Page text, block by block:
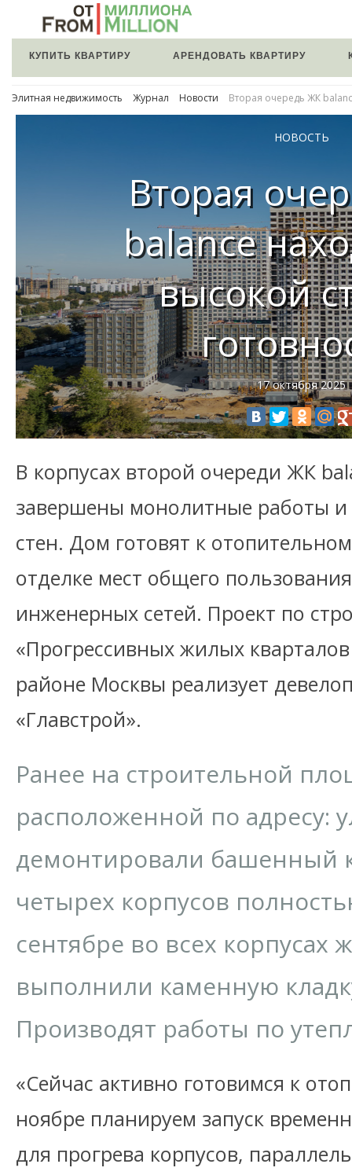
КУПИТЬ КВАРТИРУ АРЕНДОВАТЬ КВАРТИРУ
Элитная недвижимость Журнал Новости Вторая очередь ЖК
НОВОСТЬ
Вторая
balance
высокой
17 октября 2025
В корпусах второй очереди ЖК
завершены монолитные работы и
стен. Дом готовят к
отделке мест общего
инженерных сетей. Проект по
«Прогрессивных жилых
районе Москвы реализует
«Главстрой».
Ранее на строительной
расположенной по адресу:
демонтировали башенный
четырех корпусов
сентябре во всех корпусах
выполнили каменную
Производят работы по
«Сейчас активно готовимся к
ноябре планируем запуск
для прогрева корпусов,